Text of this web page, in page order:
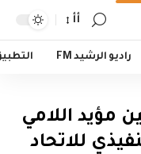
أأ
راديو الرشيد FM
مؤيد اللامي
للاتحاد